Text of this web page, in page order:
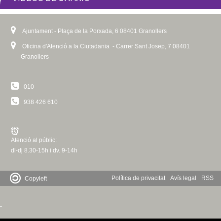
Ajuntament - Plaça de la Porxada, 6 08401 Granollers
Oficina d'Atenció a la Ciutadania - Carrer Sant Josep, 7 08401
Granollers
010
938 426 610
Atenció al públic:
dl-dj 8.30-15h i dv. 9-14h
Política de privacitat Avís legal RSS
Copyleft
-